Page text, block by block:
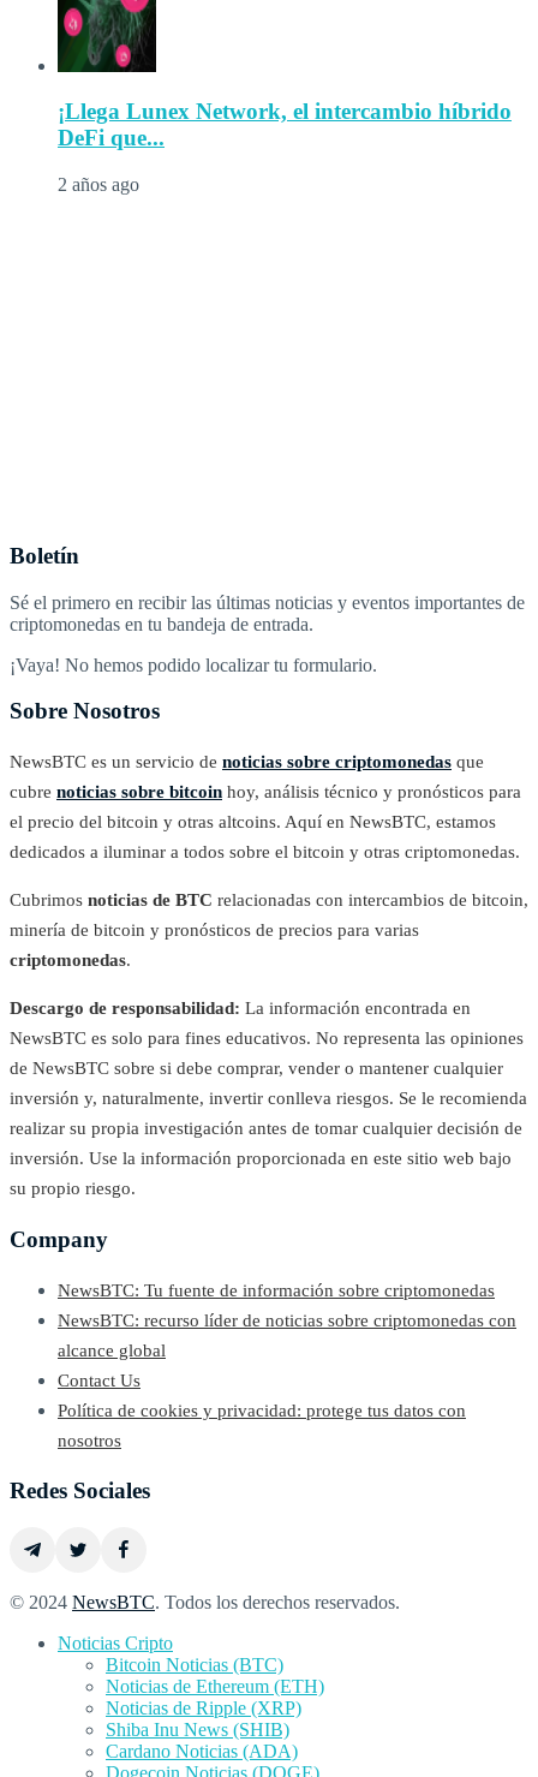
¡Llega Lunex Network, el intercambio híbrido
DeFi que...
2 años ago
Boletín
Sé el primero en recibir las últimas noticias y eventos importantes de
criptomonedas en tu bandeja de entrada.
¡Vaya! No hemos podido localizar tu formulario.
Sobre Nosotros
NewsBTC es un servicio de noticias sobre criptomonedas que
cubre noticias sobre bitcoin hoy, análisis técnico y pronósticos para
el precio del bitcoin y otras altcoins. Aquí en NewsBTC, estamos
dedicados a iluminar a todos sobre el bitcoin y otras criptomonedas.
Cubrimos noticias de BTC relacionadas con intercambios de bitcoin,
minería de bitcoin y pronósticos de precios para varias
criptomonedas.
Descargo de responsabilidad: La información encontrada en
NewsBTC es solo para fines educativos. No representa las opiniones
de NewsBTC sobre si debe comprar, vender o mantener cualquier
inversión y, naturalmente, invertir conlleva riesgos. Se le recomienda
realizar su propia investigación antes de tomar cualquier decisión de
inversión. Use la información proporcionada en este sitio web bajo
su propio riesgo.
Company
NewsBTC: Tu fuente de información sobre criptomonedas
NewsBTC: recurso líder de noticias sobre criptomonedas con
alcance global
Contact Us
Política de cookies y privacidad: protege tus datos con
nosotros
Redes Sociales
© 2024 NewsBTC. Todos los derechos reservados.
Noticias Cripto
Bitcoin Noticias (BTC)
Noticias de Ethereum (ETH)
Noticias de Ripple (XRP)
Shiba Inu News (SHIB)
Cardano Noticias (ADA)
Dogecoin Noticias (DOGE)